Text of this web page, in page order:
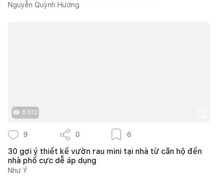
Nguyễn Quỳnh Hương
8.512
9 0 6
30 gợi ý thiết kế vườn rau mini tại nhà từ căn hộ đến
nhà phố cực dễ áp dụng
Như Ý